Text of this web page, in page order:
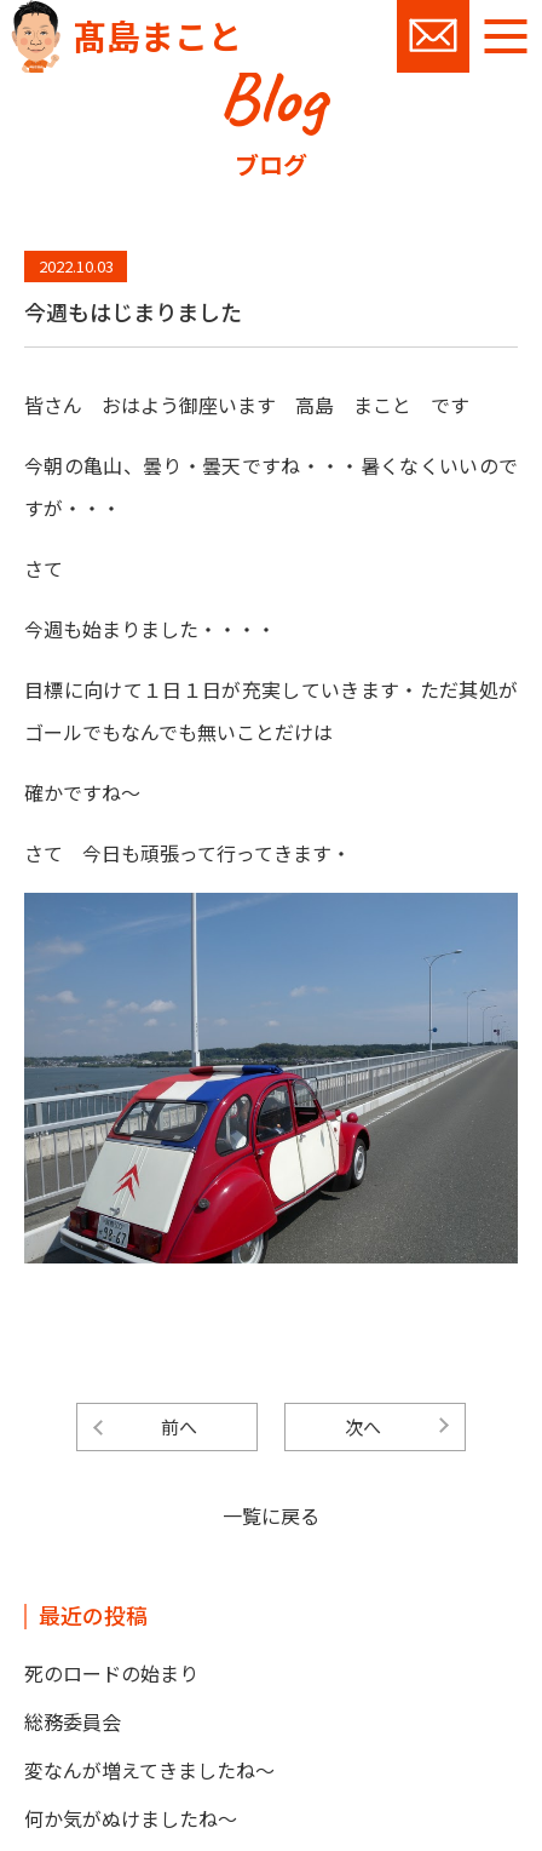
髙島まこと
Blog
ブログ
2022.10.03
今週もはじまりました
皆さん おはよう御座います 高島 まこと です
今朝の亀山、曇り・曇天ですね・・・暑くなくいいので
すが・・・
さて
今週も始まりました・・・・
目標に向けて１日１日が充実していきます・ただ其処が
ゴールでもなんでも無いことだけは
確かですね～
さて 今日も頑張って行ってきます・
前へ 次へ
一覧に戻る
最近の投稿
死のロードの始まり
総務委員会
変なんが増えてきましたね～
何か気がぬけましたね～